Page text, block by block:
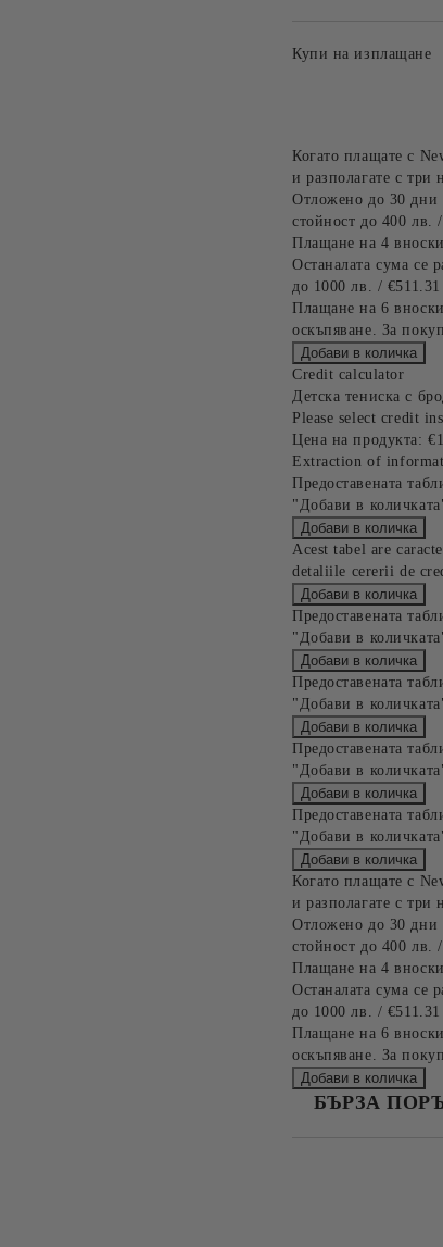
Купи на изплащане
Когато плащате с
и разполагате с три
Отложено до 30 дни
стойност до 400 лв.
Плащане на 4
Останалата сума се
до 1000 лв. / €511.31
Плащане на 6
оскъпяване. За
Credit calculator
Детска тениска с
Please select credit
Цена на продукта:
Extraction of
Предоставената
"Добави в
Acest tabel are
detaliile cererii de
Предоставената
"Добави в
Предоставената
"Добави в
Предоставената
"Добави в
Предоставената
"Добави в
Когато плащате с
и разполагате с три
Отложено до 30 дни
стойност до 400 лв.
Плащане на 4
Останалата сума се
до 1000 лв. / €511.31
Плащане на 6
оскъпяване. За
БЪРЗА